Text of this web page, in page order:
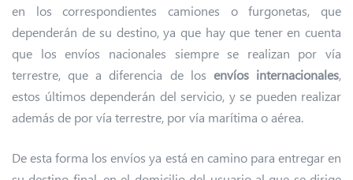
en los correspondientes camiones o furgonetas, que
dependerán de su destino, ya que hay que tener en cuenta
que los envíos nacionales siempre se realizan por vía
terrestre, que a diferencia de los envíos internacionales,
estos últimos dependerán del servicio, y se pueden realizar
además de por vía terrestre, por vía marítima o aérea.
De esta forma los envíos ya está en camino para entregar en